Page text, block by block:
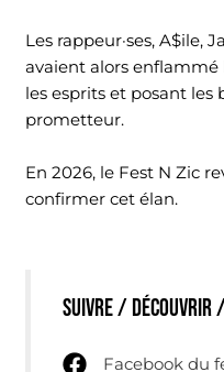
Les rappeur·ses, A$ile,
avaient alors
les esprits et posant les
prometteur.
En 2026, le Fest N Zic
confirmer cet élan.
Suivre /
Facebook du